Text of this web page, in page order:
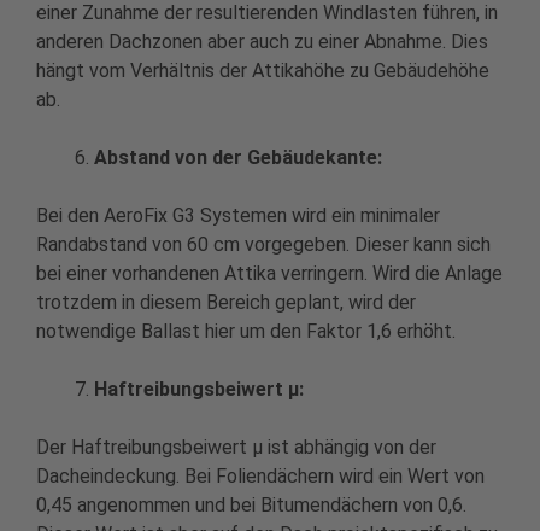
einer Zunahme der resultierenden Windlasten führen, in
anderen Dachzonen aber auch zu einer Abnahme. Dies
hängt vom Verhältnis der Attikahöhe zu Gebäudehöhe
ab.
Abstand von der Gebäudekante:
Bei den AeroFix G3 Systemen wird ein minimaler
Randabstand von 60 cm vorgegeben. Dieser kann sich
bei einer vorhandenen Attika verringern. Wird die Anlage
trotzdem in diesem Bereich geplant, wird der
notwendige Ballast hier um den Faktor 1,6 erhöht.
Haftreibungsbeiwert μ:
Der Haftreibungsbeiwert μ ist abhängig von der
Dacheindeckung. Bei Foliendächern wird ein Wert von
0,45 angenommen und bei Bitumendächern von 0,6.